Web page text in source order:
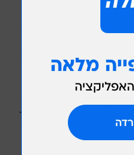
רומן גופמן המזכיר
ידו תוך התעלמות
פחות משבוע גופמן
בחשד שהוא אינו
כמו פרשת
חשוד יונתן אוריך
לנתניהו. לכן טוב שיש